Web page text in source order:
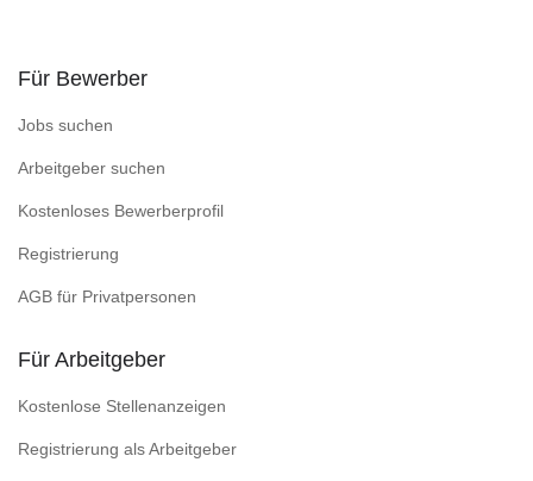
Für Bewerber
Jobs suchen
Arbeitgeber suchen
Kostenloses Bewerberprofil
Registrierung
AGB für Privatpersonen
Für Arbeitgeber
Kostenlose Stellenanzeigen
Registrierung als Arbeitgeber